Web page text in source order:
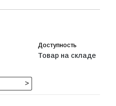
Товар на складе
>